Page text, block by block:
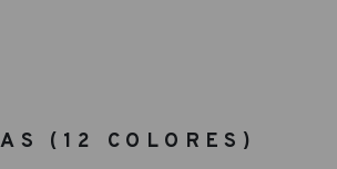
(12 COLORES)